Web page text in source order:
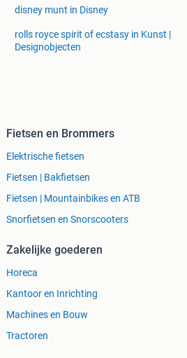
disney munt in Disney
rolls royce spirit of ecstasy in Kunst |
Designobjecten
Fietsen en Brommers
Elektrische fietsen
Fietsen | Bakfietsen
Fietsen | Mountainbikes en ATB
Snorfietsen en Snorscooters
Zakelijke goederen
Horeca
Kantoor en Inrichting
Machines en Bouw
Tractoren